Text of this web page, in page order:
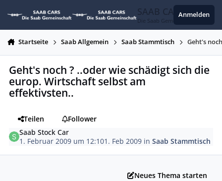
SAAB CARS
Die Saab Gemeinschaft
Anmelden
Startseite Saab Allgemein Saab Stammtisch Geht's
Geht's noch ? ..oder wie schädigt sich die
europ. Wirtschaft selbst am
effektivsten..
Teilen
Follower
Saab Stock Car
1. Februar 2009 um 12:101. Feb 2009 inSaab Stammtisch
Neues Thema starten